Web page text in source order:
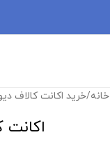
خانه/خرید اکانت کالاف
اکانت